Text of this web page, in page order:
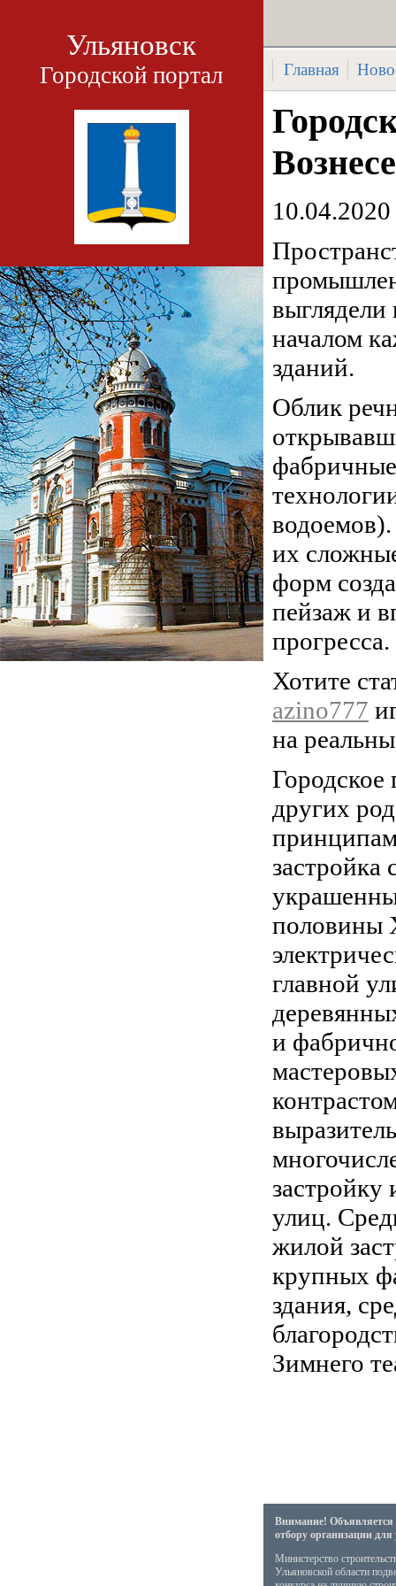
Ульяновск
Городской портал Главная
10.04.2020
началом
зданий.
Облик
их
форм
пейзаж и
прогресса.
Хотите
azino777
на
Городское
других
застройка
половины
главной
и
улиц.
жилой
крупных
здания,
Зимнего
Внимание! Объявляется
отбору организации для
Министерство
Ульяновской области